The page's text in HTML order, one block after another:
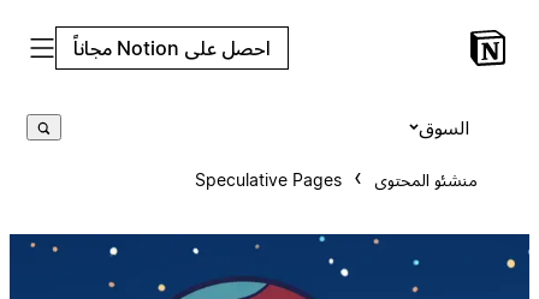
احصل على Notion مجاناً
منشئو المحتوى Speculative Pages